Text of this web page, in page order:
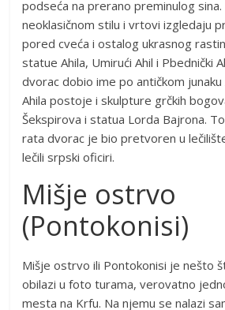
podseća na prerano preminulog
neoklasičnom stilu i vrtovi izgledaju
pored cveća i ostalog ukrasnog
statue Ahila, Umirući Ahil i Pbednički
dvorac dobio ime po antičkom
Ahila postoje i skulpture grčkih
Šekspirova i statua Lorda Bajrona.
rata dvorac je bio pretvoren u
lečili srpski oficiri.
Mišje ostrvo
(Pontokonisi)
Mišje ostrvo ili Pontokonisi je nešto
obilazi u foto turama, verovatno
mesta na Krfu. Na njemu se nalazi